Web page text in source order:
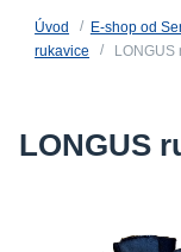
Úvod E-shop od
rukavice
LONGUS
LONGUS